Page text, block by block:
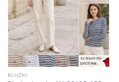
BLUZKI